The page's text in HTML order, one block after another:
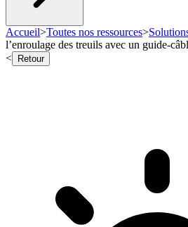
Accueil>Toutes nos ressources>
l’enroulage des treuils avec un guide-
<
Retour